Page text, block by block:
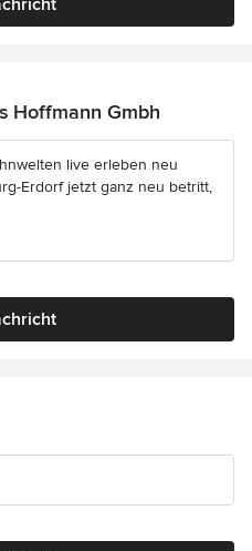
Hoffmann Gmbh
live erleben neu
Erdorf jetzt ganz neu betritt,